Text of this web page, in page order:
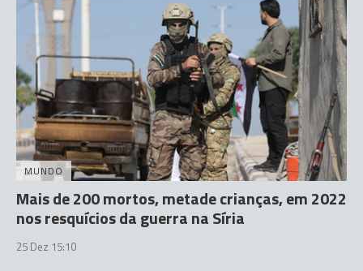
MUNDO
Mais de 200 mortos, metade crianças, em 2022
nos resquícios da guerra na Síria
25 Dez 15:10